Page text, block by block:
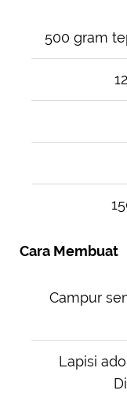
500 gram
Cara Membuat
Campur
Lapisi